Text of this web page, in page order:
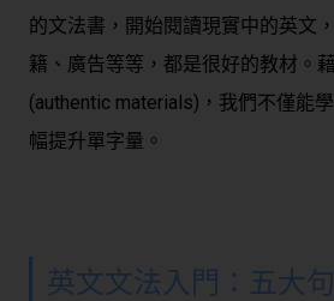
的文法書，開始閱讀現實中的英文
籍、廣告等等，都是很好的教材。
(authentic materials)，我們不僅能
幅提升單字量。
英文文法入門：五大